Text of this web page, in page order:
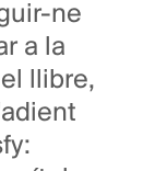
ne
a la
llibre,